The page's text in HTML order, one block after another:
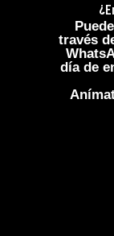
través
día de